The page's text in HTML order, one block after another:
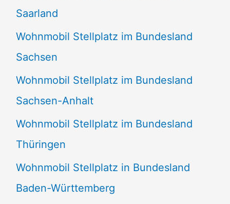
Saarland
Wohnmobil Stellplatz im Bundesland
Sachsen
Wohnmobil Stellplatz im Bundesland
Sachsen-Anhalt
Wohnmobil Stellplatz im Bundesland
Thüringen
Wohnmobil Stellplatz in Bundesland
Baden-Württemberg